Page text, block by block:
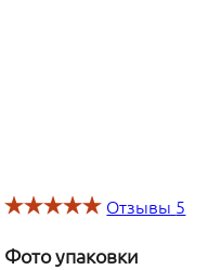
Отзывы 5
Фото упаковки